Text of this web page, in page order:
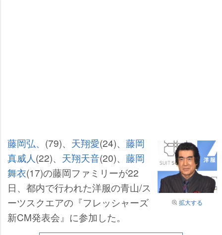
拡大する
藤岡弘、 (79)、 天翔愛(24)、 藤岡
真威人(22)、 天翔天音(20)、 藤岡
舞衣(17)の藤岡ファミリーが22
日、都内で行われた洋服の青山/ス
ーツスクエアの『フレッシャーズ
新CM発表会』に参加した。